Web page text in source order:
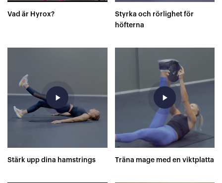
Vad är Hyrox?
Styrka och rörlighet för
höfterna
play_arrow
Stärk upp dina hamstrings
play_arrow
Träna mage med en viktplatta